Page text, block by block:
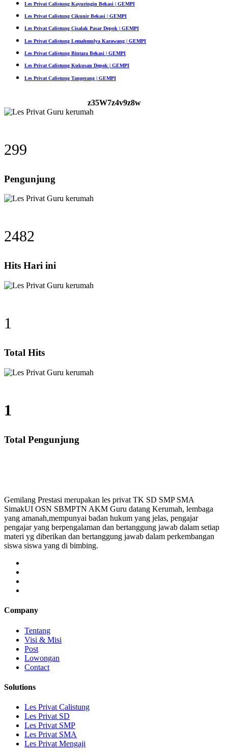
Les Privat Calistung Kayuringin Bekasi | GEMPI
Les Privat Calistung Cikunir Bekasi | GEMPI
Les Privat Calistung Cisalak Pasar Depok | GEMPI
Les Privat Calistung Lemahmulya Karawang | GEMPI
Les Privat Calistung Bintara Bekasi | GEMPI
Les Privat Calistung Kukusan Depok | GEMPI
Les Privat Calistung Tangerang | GEMPI
z35W7z4v9z8w
299
Pengunjung
2482
Hits Hari ini
1
Total Hits
1
Total Pengunjung
Gemilang Prestasi merupakan les privat TK SD SMP SMA
SimakUI OSN SBMPTN AKM Guru datang Kerumah, lembaga
yang amanah,mempunyai badan hukum yang jelas, pengajar
pengajar yang berpengalaman dan bertanggung jawab dalam setiap
materi yg diberikan dan bertanggung jawab dalam perkembangan
siswa siswa yang di bimbing.
Company
Tentang
Visi & Misi
Post
Lowongan
Contact
Solutions
Les Privat Calistung
Les Privat SD
Les Privat SMP
Les Privat SMA
Les Privat Mengaji